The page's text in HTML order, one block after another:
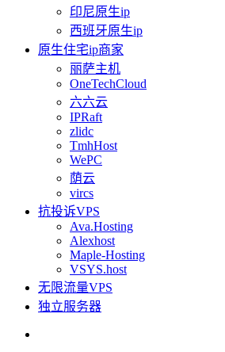
印尼原生ip
西班牙原生ip
原生住宅ip商家
丽萨主机
OneTechCloud
六六云
IPRaft
zlidc
TmhHost
WePC
荫云
vircs
抗投诉VPS
Ava.Hosting
Alexhost
Maple-Hosting
VSYS.host
无限流量VPS
独立服务器